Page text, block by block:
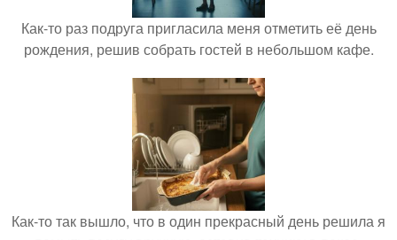
Как-то раз подруга пригласила меня отметить её день
рождения, решив собрать гостей в небольшом кафе.
Как-то так вышло, что в один прекрасный день решила я